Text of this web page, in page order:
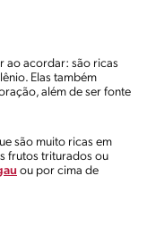
ao acordar: são ricas
Elas também
além de ser fonte
são muito ricas em
frutos triturados ou
ou por cima de